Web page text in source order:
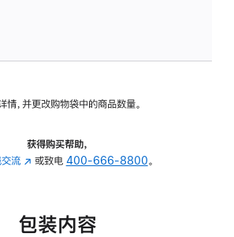
转
的
，并更改购物袋中的商品数量。
获得购买帮助，
流 (在
中
或致电 400-666-8800。
包装内容